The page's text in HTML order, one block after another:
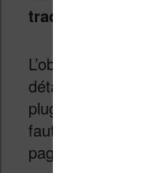
traduction
L’objectif de cet
détailler
plugin puisque
faut ici en texte
pages :